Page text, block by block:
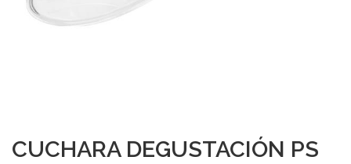
CUCHARA DEGUSTACIÓN PS